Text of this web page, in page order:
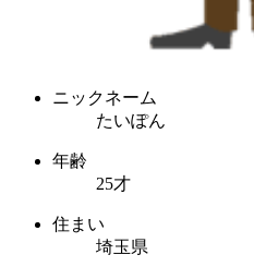
ニックネーム
たいぽん
年齢
25才
住まい
埼玉県